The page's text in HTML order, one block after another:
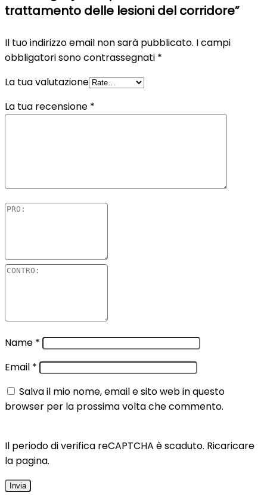
trattamento delle lesioni del corridore”
Il tuo indirizzo email non sarà pubblicato. I campi
obbligatori sono contrassegnati *
La tua valutazione
La tua recensione *
Name *
Email *
Salva il mio nome, email e sito web in questo
browser per la prossima volta che commento.
Il periodo di verifica reCAPTCHA è scaduto. Ricaricare
la pagina.